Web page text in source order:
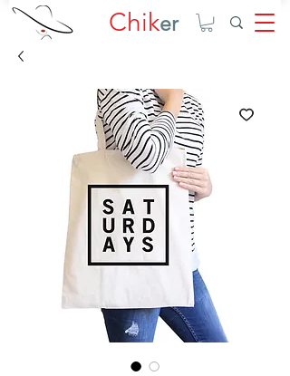
Chiker